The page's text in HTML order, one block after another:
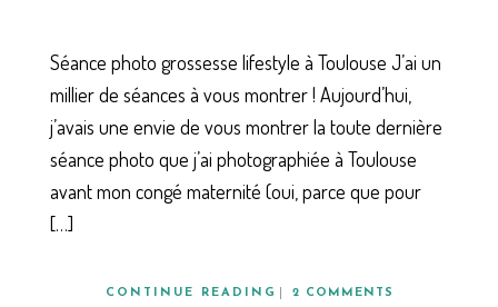
Séance photo grossesse lifestyle à Toulouse J’ai un
millier de séances à vous montrer ! Aujourd’hui,
j’avais une envie de vous montrer la toute dernière
séance photo que j’ai photographiée à Toulouse
avant mon congé maternité (oui, parce que pour
[…]
CONTINUE READING 2 COMMENTS